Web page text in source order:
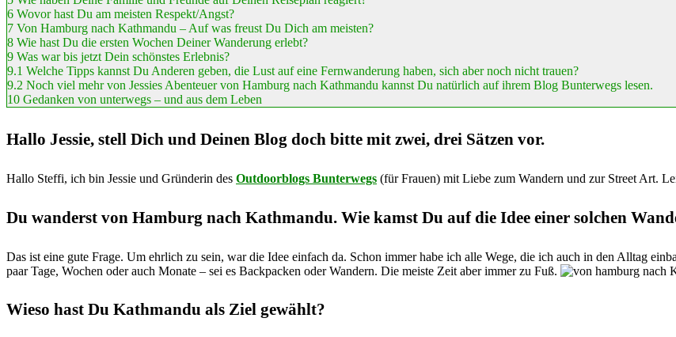
6 Wovor hast Du am meisten Respekt/Angst?
7 Von Hamburg nach Kathmandu – Auf was freust Du Dich am meisten?
8 Wie hast Du die ersten Wochen Deiner Wanderung erlebt?
9 Was war bis jetzt Dein schönstes Erlebnis?
9.1 Welche Tipps kannst Du Anderen geben, die Lust auf eine Fernwanderung haben, sich aber noch nicht trauen?
9.2 Noch viel mehr von Jessies Abenteuer von Hamburg nach Kathmandu kannst Du natürlich auf ihrem Blog Bunterwegs lesen.
10 Gedanken von unterwegs – und aus dem Leben
Hallo Jessie, stell Dich und Deinen Blog doch bitte mit zwei, drei Sätzen vor.
Hallo Steffi, ich bin Jessie und Gründerin des Outdoorblogs Bunterwegs (für Frauen) mit Liebe zum Wandern und zur Street Art.
Du wanderst von Hamburg nach Kathmandu. Wie kamst Du auf die Idee einer solchen
Das ist eine gute Frage. Um ehrlich zu sein, war die Idee einfach da. Schon immer habe ich alle Wege, die ich auch in den Alltag
paar Tage, Wochen oder auch Monate – sei es Backpacken oder Wandern. Die meiste Zeit aber immer zu Fuß.
Wieso hast Du Kathmandu als Ziel gewählt?